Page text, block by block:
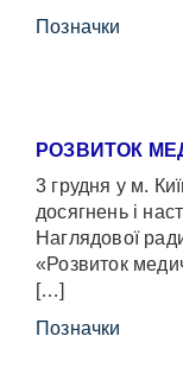
Позначки
РОЗВИТОК
3 грудня у м.
досягнень і
Наглядової
«Розвиток
[…]
Позначки